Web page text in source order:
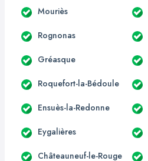
Mouriès
Rognonas
Gréasque
Roquefort-la-Bédoule
Ensuès-la-Redonne
Eygalières
Châteauneuf-le-Rouge